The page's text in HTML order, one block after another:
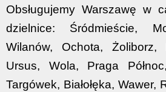
Obsługujemy Warszawę w
dzielnice: Śródmieście,
Wilanów, Ochota, Żoliborz,
Ursus, Wola, Praga
Targówek, Białołęka, Wawer,